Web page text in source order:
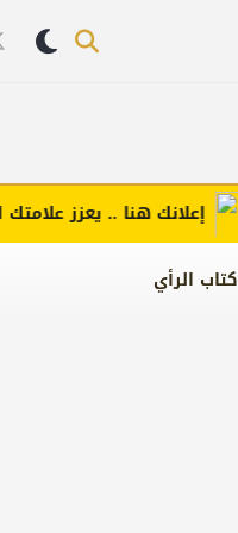
كتاب الرأي
إعلانك هنا .. يعزز علامتك